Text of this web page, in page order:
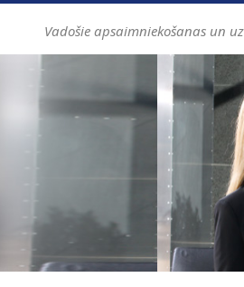
Vadošie apsaimniekošanas un